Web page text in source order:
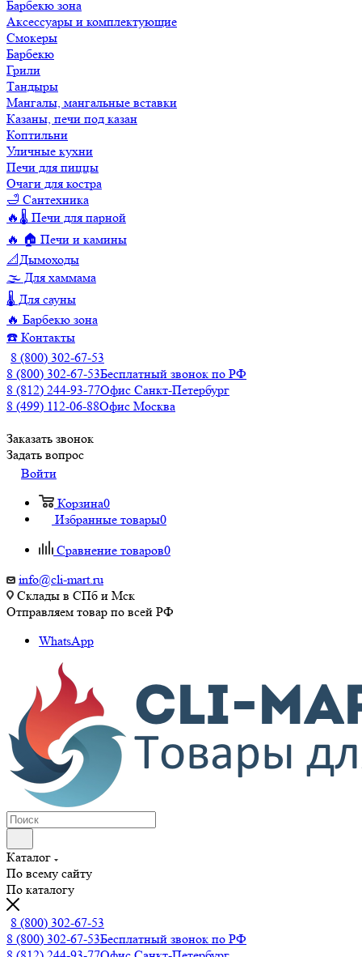
Барбекю зона
Аксессуары и комплектующие
Смокеры
Барбекю
Грили
Тандыры
Мангалы, мангальные вставки
Казаны, печи под казан
Коптильни
Уличные кухни
Печи для пиццы
Очаги для костра
🛁 Сантехника
🔥🌡️ Печи для парной
🔥 🏠 Печи и камины
📐Дымоходы
🌫️ Для хаммама
🌡️ Для сауны
🔥 Барбекю зона
☎️ Контакты
8 (800) 302-67-53
8 (800) 302-67-53Бесплатный звонок по РФ
8 (812) 244-93-77Офис Санкт-Петербург
8 (499) 112-06-88Офис Москва
Заказать звонок
Задать вопрос
Войти
Корзина0
Избранные товары0
Сравнение товаров0
info@cli-mart.ru
Склады в СПб и Мск
Отправляем товар по всей РФ
WhatsApp
Каталог
По всему сайту
По каталогу
8 (800) 302-67-53
8 (800) 302-67-53Бесплатный звонок по РФ